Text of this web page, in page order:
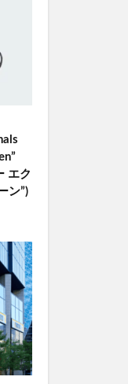
エク
ン”)